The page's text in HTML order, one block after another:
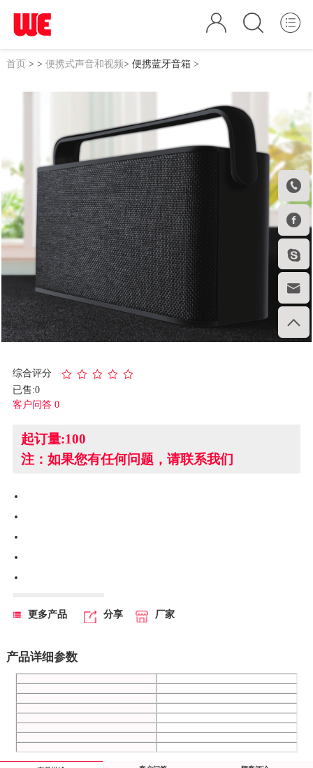





首页> > 便携式声音和视频> 便携蓝牙音箱>
1 /
综合评分
已售:0
客户问答 0
起订量:100
注：如果您有任何问题，请联系我们
更多产品 分享 厂家
产品详细参数